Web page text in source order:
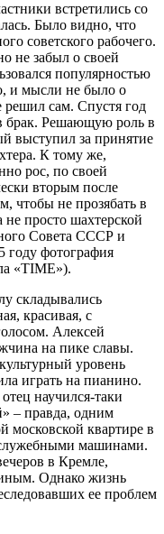
встретились со
Было видно, что
советского рабочего.
не забыл о своей
популярностью
и мысли не было о
решил сам. Спустя год
брак. Решающую роль в
выступил за принятие
К тому же,
рос, по своей
вторым после
чтобы не прозябать в
не просто шахтерской
Совета СССР и
году фотография
«TIME»).
складывались
красивая, с
Алексей
на пике славы.
уровень
играть на пианино.
научился-таки
– правда, одним
квартире в
машинами.
в Кремле,
Однако жизнь
ее проблем